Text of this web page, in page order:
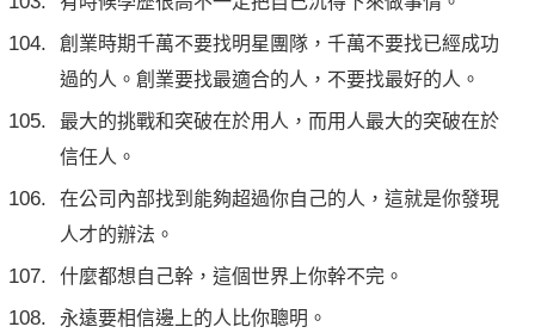
創業時期千萬不要找明星團隊，千萬不要找已經成功
過的人。創業要找最適合的人，不要找最好的人。
最大的挑戰和突破在於用人，而用人最大的突破在於
信任人。
在公司內部找到能夠超過你自己的人，這就是你發現
人才的辦法。
什麼都想自己幹，這個世界上你幹不完。
永遠要相信邊上的人比你聰明。